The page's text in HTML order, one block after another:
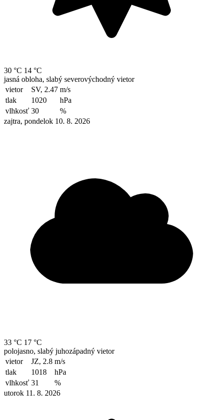
30 °C 14 °C
jasná obloha, slabý severovýchodný vietor
vietor
SV, 2.47 m/s
tlak
1020
hPa
vlhkosť 30
%
zajtra, pondelok 10. 8. 2026
33 °C 17 °C
polojasno, slabý juhozápadný vietor
vietor
JZ, 2.8 m/s
tlak
1018
hPa
vlhkosť 31
%
utorok 11. 8. 2026